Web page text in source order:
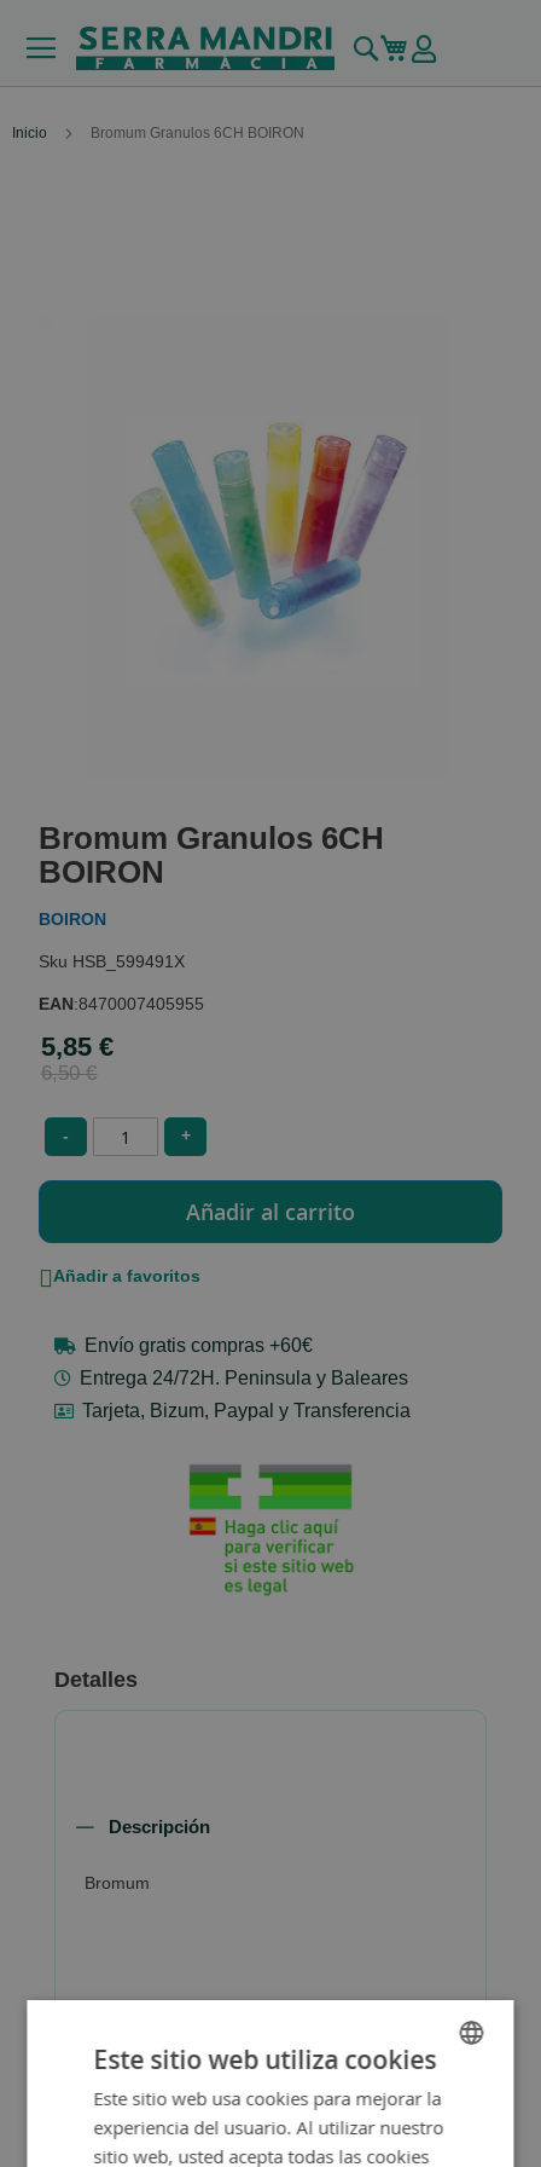
Buscar
Mi carrito
Inicio Bromum Granulos 6CH BOIRON
the
beginning
of
the
gallery
Bromum Granulos 6CH
BOIRON
BOIRON
HSB_599491X
EAN:8470007405955
Special
Price
5,85 €
6,50 €
- +
Añadir a favoritos
Envío gratis compras +60€
Entrega 24/72H. Peninsula y Baleares
Tarjeta, Bizum, Paypal y Transferencia
Detalles
Descripción
Bromum
SPANISH
ENGLISH
Este sitio web utiliza cookies
Este sitio web usa cookies para mejorar la
experiencia del usuario. Al utilizar nuestro
sitio web, usted acepta todas las cookies